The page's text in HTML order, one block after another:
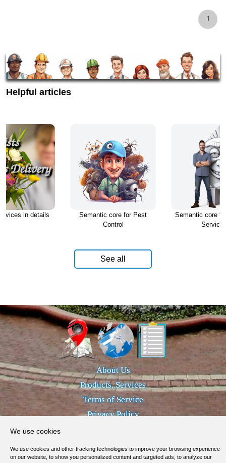
1
Helpful articles
in details
Semantic core for Pest
Control
Semantic core
See all
About Us
Products, Services
Terms of Service
Privacy Policy
We use cookies
We use cookies and other tracking technologies to improve your browsing experience
on our website, to show you personalized content and targeted ads, to analyze our